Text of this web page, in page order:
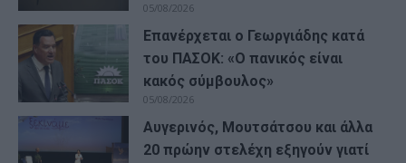
05/08/2026
Επανέρχεται ο Γεωργιάδης κατά
του ΠΑΣΟΚ: «Ο πανικός είναι
κακός σύμβουλος»
05/08/2026
Αυγερινός, Μουτσάτσου και άλλα
20 πρώην στελέχη εξηγούν γιατί